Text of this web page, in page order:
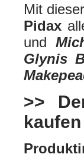
Mit dieser
Pidax
und
Glynis
>>
kaufen